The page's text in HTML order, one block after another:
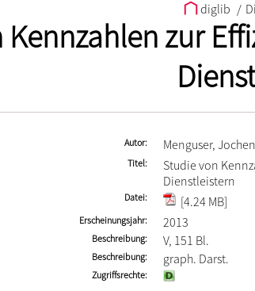
diglib /
zur
Autor Menguser, Jochen
Titel
Studie von
Dienstleistern
Datei [4.24 MB]
Erscheinungsjahr 2013
Beschreibung V, 151 Bl.
Beschreibung graph. Darst.
Zugriffsrechte